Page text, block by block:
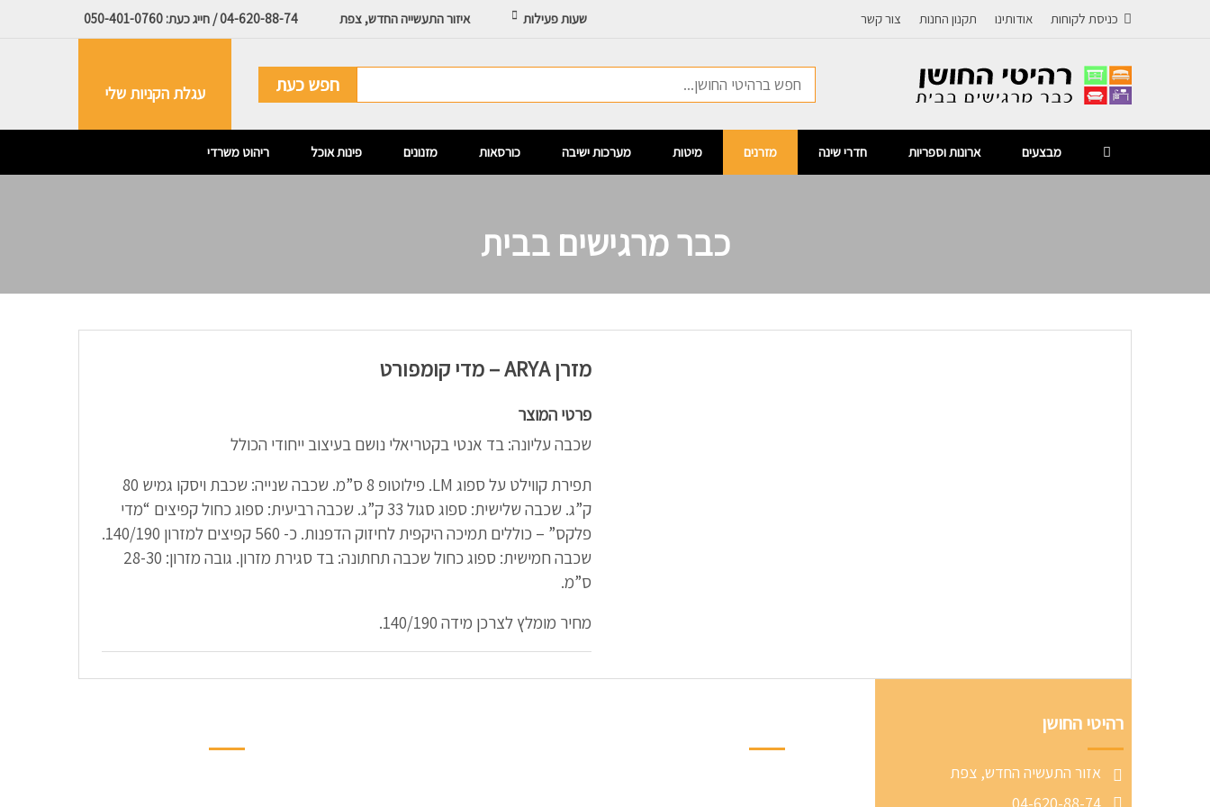
כניסת לקוחות אודותינו תקנון החנות צור קשר שעות פעילות איזור התעשייה החדש, צפת 04-620-88-74 / חייג כעת: 050-401-0760
חפש כעת עגלת הקניות שלי
מבצעים ארונות וספריות חדרי שינה מזרנים מיטות מערכות ישיבה כורסאות מזנונים פינות אוכל ריהוט משרדי
כבר מרגישים בבית
מזרן ARYA – מדי קומפורט
פרטי המוצר
שכבה עליונה: בד אנטי בקטריאלי נושם בעיצוב ייחודי הכולל
תפירת קווילט על ספוג LM. פילוטופ 8 ס”מ. שכבה שנייה: שכבת ויסקו גמיש 80
ק”ג. שכבה שלישית: ספוג סגול 33 ק”ג. שכבה רביעית: ספוג כחול קפיצים “מדי
פלקס” – כוללים תמיכה היקפית לחיזוק הדפנות. כ- 560 קפיצים למזרון 140/190.
שכבה חמישית: ספוג כחול שכבה תחתונה: בד סגירת מזרון. גובה מזרון: 28-30
ס”מ.
מחיר מומלץ לצרכן מידה 140/190.
רהיטי החושן
אזור התעשיה החדש, צפת